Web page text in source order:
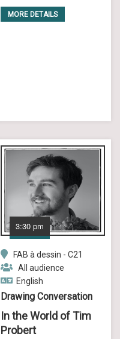
MORE DETAILS
3:30 pm
FAB à dessin - C21
All audience
English
Drawing Conversation
In the World of Tim
Probert